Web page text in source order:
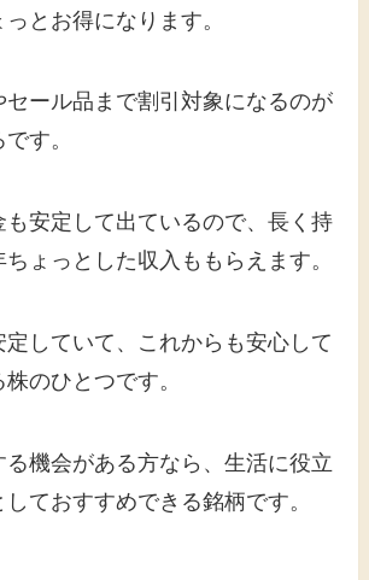
とお得になります。
セール品まで割引対象になるのが
す。
も安定して出ているので、長く持
ょっとした収入ももらえます。
していて、これからも安心して
のひとつです。
る機会がある方なら、生活に役立
ておすすめできる銘柄です。